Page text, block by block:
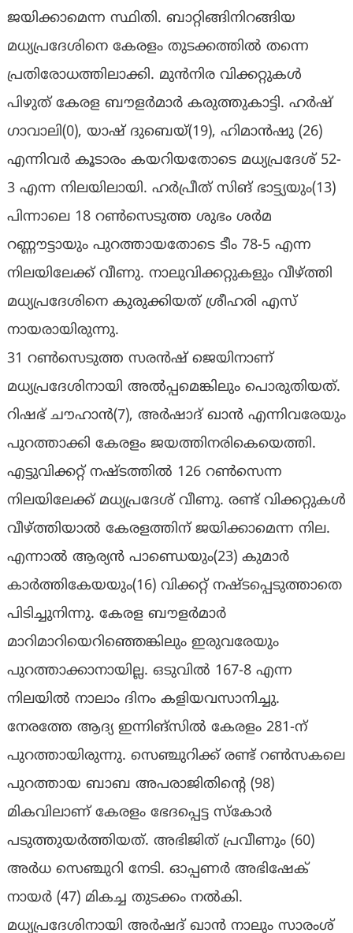
ജയിക്കാമെന്ന സ്ഥിതി. ബാറ്റിങ്ങിനിറങ്ങിയ
മധ്യപ്രദേശിനെ കേരളം തുടക്കത്തില്‍ തന്നെ
പ്രതിരോധത്തിലാക്കി. മുന്‍നിര വിക്കറ്റുകള്‍
പിഴുത് കേരള ബൗളര്‍മാര്‍ കരുത്തുകാട്ടി. ഹര്‍ഷ്
ഗാവാലി(0), യാഷ് ദുബെയ്(19), ഹിമാന്‍ഷു (26)
എന്നിവര്‍ കൂടാരം കയറിയതോടെ മധ്യപ്രദേശ് 52-
3 എന്ന നിലയിലായി. ഹര്‍പ്രീത് സിങ് ഭാട്ട്യയും(13)
പിന്നാലെ 18 റണ്‍സെടുത്ത ശുഭം ശര്‍മ
റണ്ണൗട്ടായും പുറത്തായതോടെ ടീം 78-5 എന്ന
നിലയിലേക്ക് വീണു. നാലുവിക്കറ്റുകളും വീഴ്ത്തി
മധ്യപ്രദേശിനെ കുരുക്കിയത് ശ്രീഹരി എസ്
നായരായിരുന്നു.
31 റണ്‍സെടുത്ത സരന്‍ഷ് ജെയിനാണ്
മധ്യപ്രദേശിനായി അല്‍പ്പമെങ്കിലും പൊരുതിയത്.
റിഷഭ് ചൗഹാന്‍(7), അര്‍ഷാദ് ഖാന്‍ എന്നിവരേയും
പുറത്താക്കി കേരളം ജയത്തിനരികെയെത്തി.
എട്ടുവിക്കറ്റ് നഷ്ടത്തില്‍ 126 റണ്‍സെന്ന
നിലയിലേക്ക് മധ്യപ്രദേശ് വീണു. രണ്ട് വിക്കറ്റുകള്‍
വീഴ്ത്തിയാല്‍ കേരളത്തിന് ജയിക്കാമെന്ന നില.
എന്നാൽ ആര്യൻ പാണ്ഡെയും(23) കുമാർ
കാർത്തികേയയും(16) വിക്കറ്റ് നഷ്ടപ്പെടുത്താതെ
പിടിച്ചുനിന്നു. കേരള ബൗളർമാർ
മാറിമാറിയെറിഞ്ഞെങ്കിലും ഇരുവരേയും
പുറത്താക്കാനായില്ല. ഒടുവിൽ 167-8 എന്ന
നിലയിൽ നാലാം ദിനം കളിയവസാനിച്ചു.
നേരത്തേ ആദ്യ ഇന്നിങ്‌സില്‍ കേരളം 281-ന്
പുറത്തായിരുന്നു. സെഞ്ചുറിക്ക് രണ്ട് റണ്‍സകലെ
പുറത്തായ ബാബ അപരാജിതിന്റെ (98)
മികവിലാണ് കേരളം ഭേദപ്പെട്ട സ്‌കോര്‍
പടുത്തുയര്‍ത്തിയത്. അഭിജിത് പ്രവീണും (60)
അര്‍ധ സെഞ്ചുറി നേടി. ഓപ്പണര്‍ അഭിഷേക്
നായര്‍ (47) മികച്ച തുടക്കം നല്‍കി.
മധ്യപ്രദേശിനായി അര്‍ഷദ് ഖാന്‍ നാലും സാരംശ്